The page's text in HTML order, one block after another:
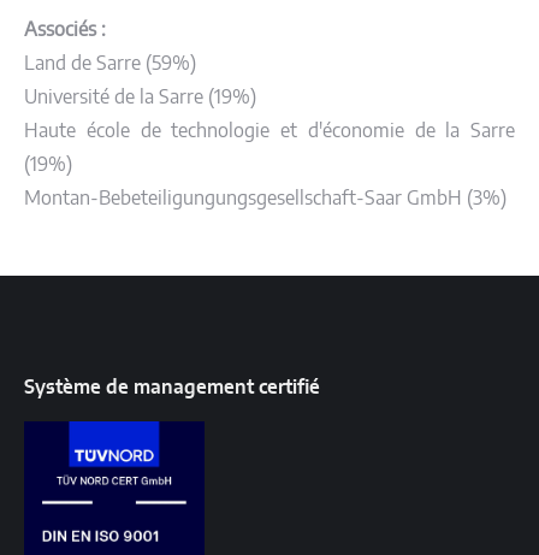
Associés :
Land de Sarre (59%)
Université de la Sarre (19%)
Haute école de technologie et d'économie de la Sarre
(19%)
Montan-Bebeteiligungungsgesellschaft-Saar GmbH (3%)
Système de management certifié